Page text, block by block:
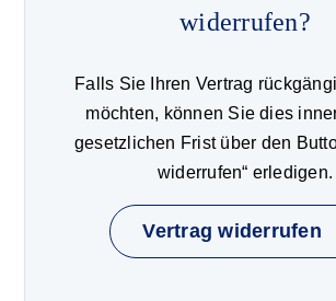
widerrufen?
Falls Sie Ihren Vertrag
möchten, können Sie dies
gesetzlichen Frist über den
widerrufen“ erledigen.
Vertrag widerrufen